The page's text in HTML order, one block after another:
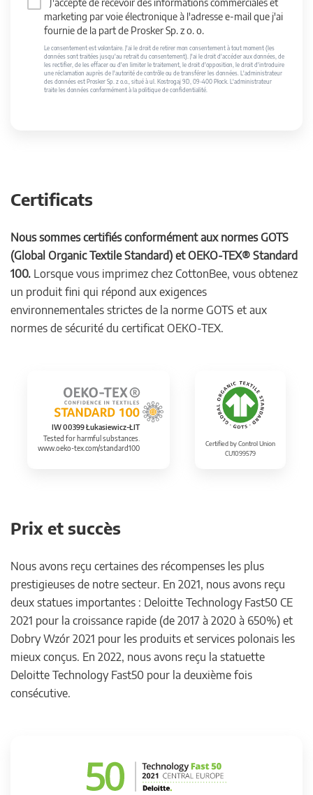
J'accepte de recevoir des informations commerciales et
marketing par voie électronique à l'adresse e-mail que j'ai
fournie de la part de Prosker Sp. z o. o.
Le consentement est volontaire. J'ai le droit de retirer mon consentement à tout moment (les
données sont traitées jusqu'au retrait du consentement). J'ai le droit d'accéder aux données, de
les rectifier, de les effacer ou d'en limiter le traitement, le droit d'opposition, le droit d'introduire
une réclamation auprès de l'autorité de contrôle ou de transférer les données. L'administrateur
des données est Prosker Sp. z o.o., situé à ul. Kostrogaj 9D, 09-400 Płock. L'administrateur
traite les données conformément à la politique de confidentialité.
Certificats
Nous sommes certifiés conformément aux normes GOTS
(Global Organic Textile Standard) et OEKO-TEX® Standard
100. Lorsque vous imprimez chez CottonBee, vous obtenez
un produit fini qui répond aux exigences
environnementales strictes de la norme GOTS et aux
normes de sécurité du certificat OEKO-TEX.
IW 00399 Łukasiewicz-ŁIT
Tested for harmful substances.
www.oeko-tex.com/standard100
Certified by Control Union
CU1099579
Prix et succès
Nous avons reçu certaines des récompenses les plus
prestigieuses de notre secteur. En 2021, nous avons reçu
deux statues importantes : Deloitte Technology Fast50 CE
2021 pour la croissance rapide (de 2017 à 2020 à 650%) et
Dobry Wzór 2021 pour les produits et services polonais les
mieux conçus. En 2022, nous avons reçu la statuette
Deloitte Technology Fast50 pour la deuxième fois
consécutive.